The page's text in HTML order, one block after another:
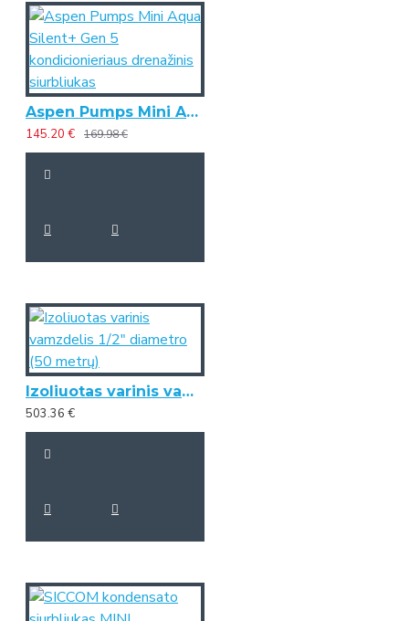
Aspen Pumps Mini Aqua Silent+ Gen 5 kondicionieriaus drenažinis siurbliukas
145.20 € 169.98 €
Izoliuotas varinis vamzdelis 1/2" diametro (50 metrų)
503.36 €